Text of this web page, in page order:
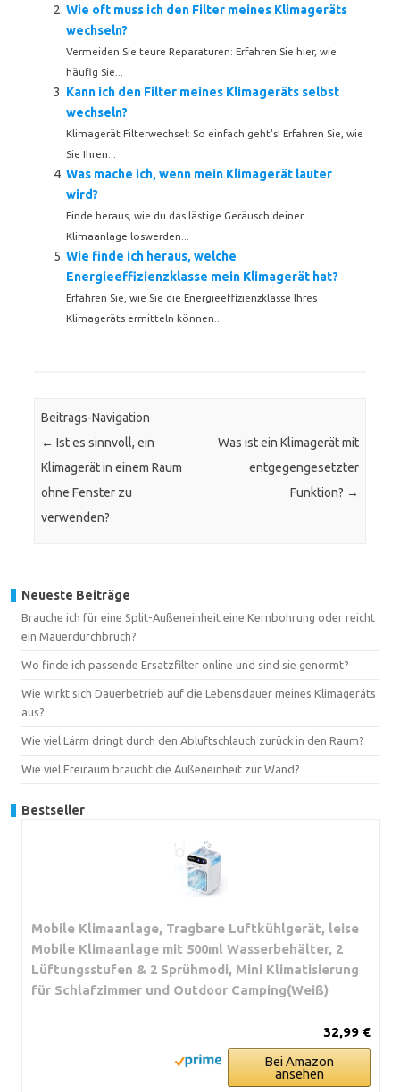
Wie oft muss ich den Filter meines Klimageräts
wechseln?
Vermeiden Sie teure Reparaturen: Erfahren Sie hier, wie
häufig Sie...
Kann ich den Filter meines Klimageräts selbst
wechseln?
Klimagerät Filterwechsel: So einfach geht's! Erfahren Sie, wie
Sie Ihren...
Was mache ich, wenn mein Klimagerät lauter
wird?
Finde heraus, wie du das lästige Geräusch deiner
Klimaanlage loswerden...
Wie finde ich heraus, welche
Energieeffizienzklasse mein Klimagerät hat?
Erfahren Sie, wie Sie die Energieeffizienzklasse Ihres
Klimageräts ermitteln können...
Beitrags-Navigation
← Ist es sinnvoll, ein
Klimagerät in einem Raum
ohne Fenster zu
verwenden?
Was ist ein Klimagerät mit
entgegengesetzter
Funktion? →
Neueste Beiträge
Brauche ich für eine Split-Außeneinheit eine Kernbohrung oder reicht
ein Mauerdurchbruch?
Wo finde ich passende Ersatzfilter online und sind sie genormt?
Wie wirkt sich Dauerbetrieb auf die Lebensdauer meines Klimageräts
aus?
Wie viel Lärm dringt durch den Abluftschlauch zurück in den Raum?
Wie viel Freiraum braucht die Außeneinheit zur Wand?
Bestseller
Mobile Klimaanlage, Tragbare Luftkühlgerät, leise
Mobile Klimaanlage mit 500ml Wasserbehälter, 2
Lüftungsstufen & 2 Sprühmodi, Mini Klimatisierung
für Schlafzimmer und Outdoor Camping(Weiß)
32,99 €
Bei Amazon
ansehen